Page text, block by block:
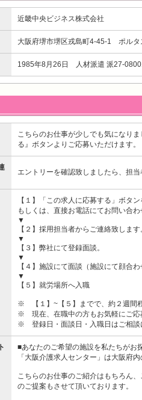
近畿中央ビジネス株式会社
大阪府堺市堺区戎島町4-45-1 ポルタ
1985年8月26日 人材派遣 派27-
こちらのお仕事が少しでも気になり
る』ボタンよりご応募いただけます。
エントリーを確認致しましたら、担
【１】「この求人に応募する」ボタ
もしくは、直接お電話にてお問い合
▼
【２】採用担当者からご連絡致します
▼
【３】弊社にて登録面談。
▼
【４】施設にて面談（施設にて顔合わ
▼
【５】就労場所へ入職
※ 【１】~【５】までで、約２週間程
※ 現在、在職中の方もお気軽にご応
※ 登録日・面談日・入職日はご相談
■あなたのご希望の施設を私たちがお
「大阪介護求人センター」は大阪府
こちらのお仕事のご紹介はもちろん
のご提案もさせて頂いております。